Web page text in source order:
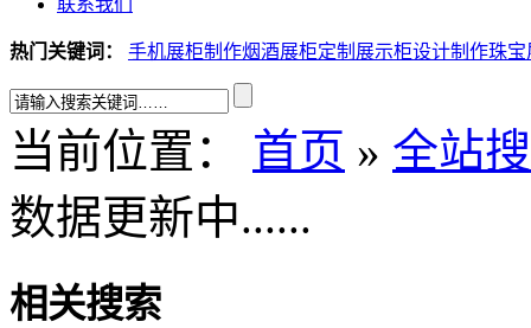
热门关键词： 手机展柜制作烟酒展柜定制 展示柜设计制作珠宝
当前位置： 首页 » 全站
数据更新中......
相关搜索